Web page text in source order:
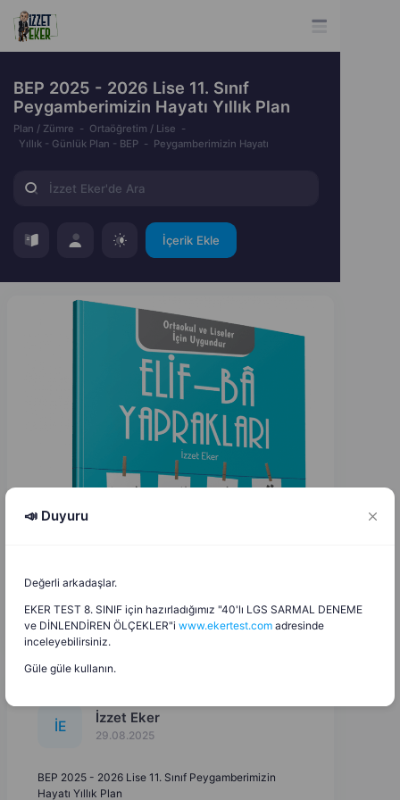
BEP 2025 - 2026 Lise 11. Sınıf
Peygamberimizin Hayatı Yıllık Plan
Plan / Zümre
Ortaöğretim / Lise
Yıllık - Günlük Plan - BEP
Peygamberimizin Hayatı
İçerik Ekle
İE İzzet Eker
29.08.2025
BEP 2025 - 2026 Lise 11. Sınıf Peygamberimizin
Hayatı Yıllık Plan
📣 Duyuru
Değerli arkadaşlar.
EKER TEST 8. SINIF için hazırladığımız "40'lı LGS SARMAL DENEME
ve DİNLENDİREN ÖLÇEKLER"i www.ekertest.com adresinde
inceleyebilirsiniz.
Güle güle kullanın.